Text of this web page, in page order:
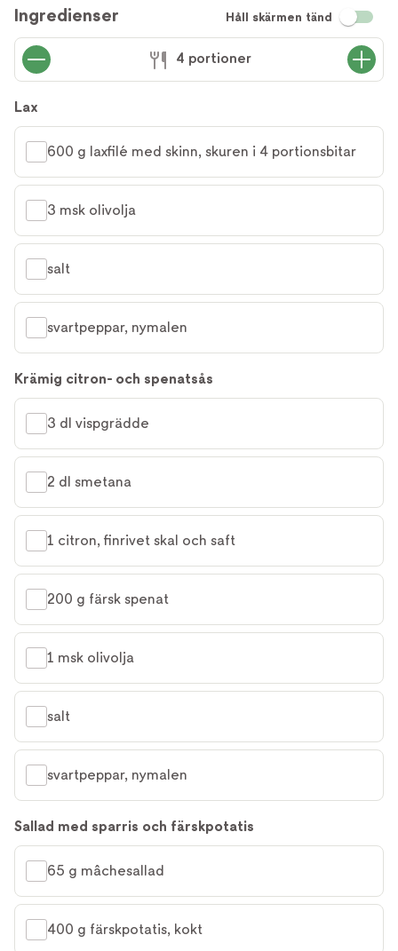
Catarina
König
laga
receptet
Ingredienser Håll skärmen tänd
4 portioner
Lax
600 g laxfilé med skinn, skuren i 4 portionsbitar
3 msk olivolja
salt
svartpeppar, nymalen
Krämig citron- och spenatsås
3 dl vispgrädde
2 dl smetana
1 citron, finrivet skal och saft
200 g färsk spenat
1 msk olivolja
salt
svartpeppar, nymalen
Sallad med sparris och färskpotatis
65 g mâchesallad
400 g färskpotatis, kokt